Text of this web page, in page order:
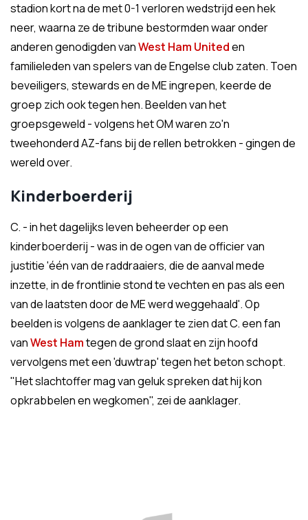
stadion kort na de met 0-1 verloren wedstrijd een hek
neer, waarna ze de tribune bestormden waar onder
anderen genodigden vanWest Ham Uniteden
familieleden van spelers van de Engelse club zaten. Toen
beveiligers, stewards en de ME ingrepen, keerde de
groep zich ook tegen hen. Beelden van het
groepsgeweld - volgens het OM waren zo'n
tweehonderd AZ-fans bij de rellen betrokken - gingen de
wereld over.
Kinderboerderij
C. - in het dagelijks leven beheerder op een
kinderboerderij - was in de ogen van de officier van
justitie 'één van de raddraaiers, die de aanval mede
inzette, in de frontlinie stond te vechten en pas als een
van de laatsten door de ME werd weggehaald'. Op
beelden is volgens de aanklager te zien dat C. een fan
vanWest Hamtegen de grond slaat en zijn hoofd
vervolgens met een 'duwtrap' tegen het beton schopt.
"Het slachtoffer mag van geluk spreken dat hij kon
opkrabbelen en wegkomen", zei de aanklager.